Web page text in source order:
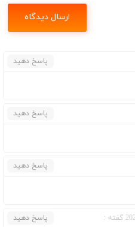
پاسخ دهید
پاسخ دهید
پاسخ دهید
پاسخ دهید